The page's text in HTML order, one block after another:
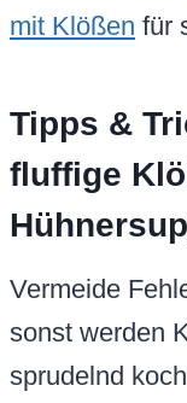
mit Klößen für
Tipps &
fluffige
Vermeide
sonst werden
sprudelnd